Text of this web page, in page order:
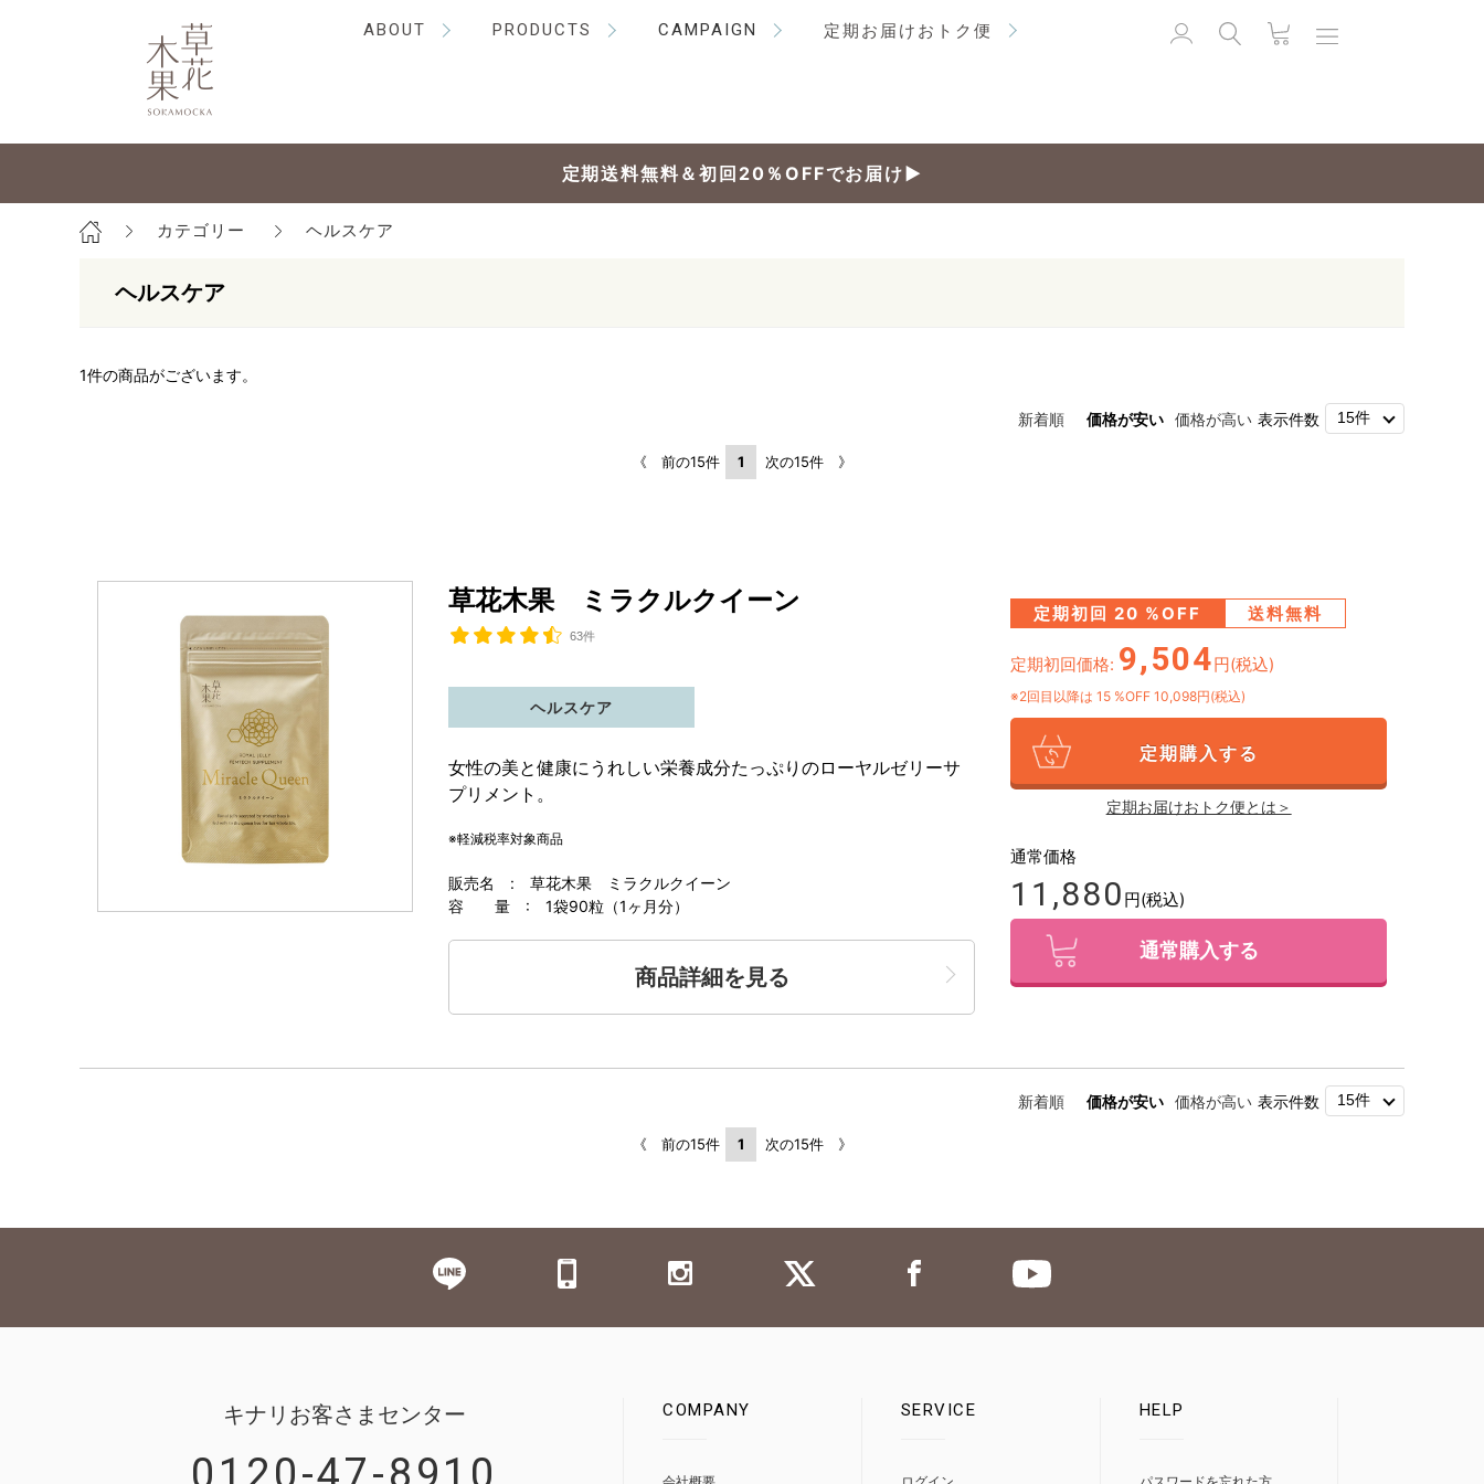
ABOUT PRODUCTS CAMPAIGN 定期お届けおトク便
定期送料無料＆初回20％OFFでお届け▶
カテゴリー ヘルスケア
ヘルスケア
1件の商品がございます。
新着順 価格が安い 価格が高い 表示件数
《 前の15件 1 次の15件 》
草花木果 ミラクルクイーン
63件
販売名 : 草花木果 ミラクルクイーン
容 量 : 1袋90粒（1ヶ月分）
ヘルスケア
女性の美と健康にうれしい栄養成分たっぷりのローヤルゼリーサ
プリメント。
※軽減税率対象商品
商品詳細を見る
定期初回 20 %OFF 送料無料
定期初回価格: 9,504円(税込)
※2回目以降は 15 %OFF 10,098円(税込)
定期購入する
定期お届けおトク便とは＞
通常価格
11,880 円(税込)
通常購入する
新着順 価格が安い 価格が高い 表示件数
《 前の15件 1 次の15件 》
キナリお客さまセンター
0120-47-8910
COMPANY SERVICE HELP